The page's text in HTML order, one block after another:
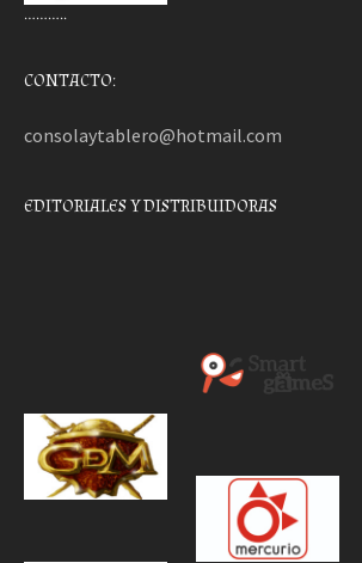
………..
CONTACTO:
consolaytablero@hotmail.com
EDITORIALES Y DISTRIBUIDORAS